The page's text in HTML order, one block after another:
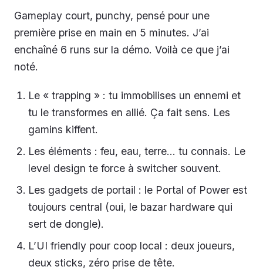
Gameplay court, punchy, pensé pour une
première prise en main en 5 minutes. J’ai
enchaîné 6 runs sur la démo. Voilà ce que j’ai
noté.
Le « trapping » : tu immobilises un ennemi et
tu le transformes en allié. Ça fait sens. Les
gamins kiffent.
Les éléments : feu, eau, terre… tu connais. Le
level design te force à switcher souvent.
Les gadgets de portail : le Portal of Power est
toujours central (oui, le bazar hardware qui
sert de dongle).
L’UI friendly pour coop local : deux joueurs,
deux sticks, zéro prise de tête.